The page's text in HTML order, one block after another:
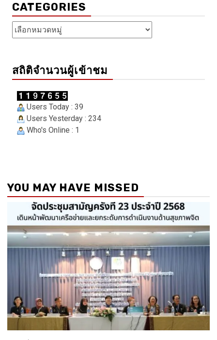
CATEGORIES
Categories
สถิติจำนวนผู้เข้าชม
Users Today : 39
Users Yesterday : 234
Who's Online : 1
YOU MAY HAVE MISSED